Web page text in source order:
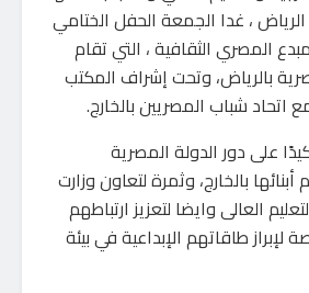
، غدا الجمعة الحفل الختامي
المصري الثقافية ، التي تقام
بالرياض، وتحت إشراف المكتب
اتحاد شباب المصريين بالخارج.
على دور الدولة المصرية
بالخارج، وثمرة لتعاون وزارت
العالى وايضا لتعزيز ارتباطهم
لإبراز طاقاتهم الإبداعية في بيئة